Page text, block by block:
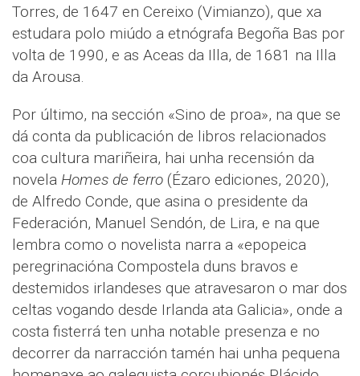
Torres, de 1647 en Cereixo (Vimianzo), que xa
estudara polo miúdo a etnógrafa Begoña Bas por
volta de 1990, e as Aceas da Illa, de 1681 na Illa
da Arousa.
Por último, na sección «Sino de proa», na que se
dá conta da publicación de libros relacionados
coa cultura mariñeira, hai unha recensión da
novela Homes de ferro (Ézaro ediciones, 2020),
de Alfredo Conde, que asina o presidente da
Federación, Manuel Sendón, de Lira, e na que
lembra como o novelista narra a «epopeica
peregrinacióna Compostela duns bravos e
destemidos irlandeses que atravesaron o mar dos
celtas vogando desde Irlanda ata Galicia», onde a
costa fisterrá ten unha notable presenza e no
decorrer da narracción tamén hai unha pequena